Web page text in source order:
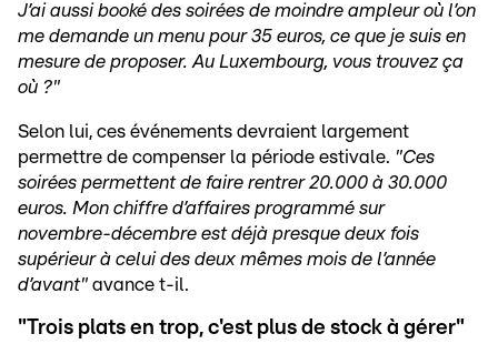
J’ai aussi booké des soirées de moindre ampleur où l’on
me demande un menu pour 35 euros, ce que je suis en
mesure de proposer. Au Luxembourg, vous trouvez ça
où ?"
Selon lui, ces événements devraient largement
permettre de compenser la période estivale. "Ces
soirées permettent de faire rentrer 20.000 à 30.000
euros. Mon chiffre d’affaires programmé sur
novembre-décembre est déjà presque deux fois
supérieur à celui des deux mêmes mois de l’année
d’avant" avance t-il.
"Trois plats en trop, c'est plus de stock à gérer"